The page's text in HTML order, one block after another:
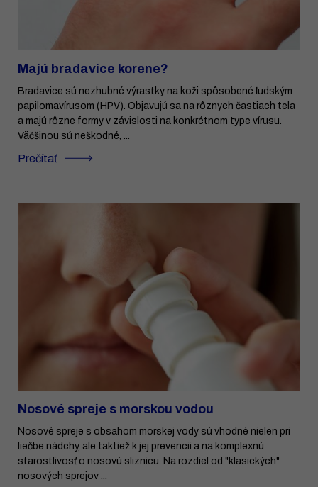
Majú bradavice korene?
Bradavice sú nezhubné výrastky na koži spôsobené ľudským
papilomavírusom (HPV). Objavujú sa na rôznych častiach tela
a majú rôzne formy v závislosti na konkrétnom type vírusu.
Väčšinou sú neškodné, ...
Prečítať
Nosové spreje s morskou vodou
Nosové spreje s obsahom morskej vody sú vhodné nielen pri
liečbe nádchy, ale taktiež k jej prevencii a na komplexnú
starostlivosť o nosovú sliznicu. Na rozdiel od "klasických"
nosových sprejov ...